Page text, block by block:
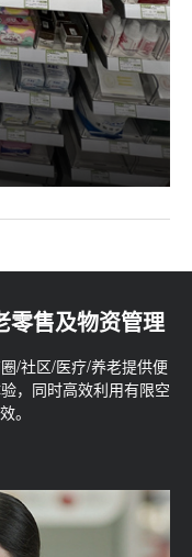
零售及物资管理
/社区/医疗/养老提供便
，同时高效利用有限空
。